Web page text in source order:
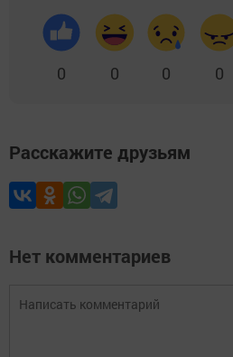
0 0 0 0
Расскажите друзьям
Нет комментариев